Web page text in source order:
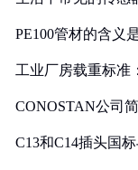
PE100管材的含义
工业厂房载重标准
CONOSTAN公司
C13和C14插头国